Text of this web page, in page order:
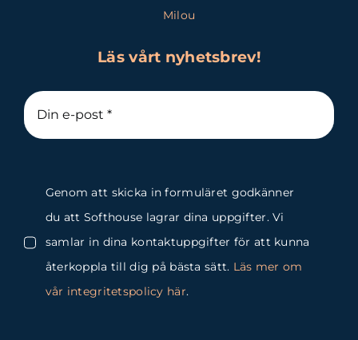
Milou
Läs vårt nyhetsbrev!
Genom att skicka in formuläret godkänner
du att Softhouse lagrar dina uppgifter. Vi
samlar in dina kontaktuppgifter för att kunna
återkoppla till dig på bästa sätt. Läs mer om
vår integritetspolicy här.